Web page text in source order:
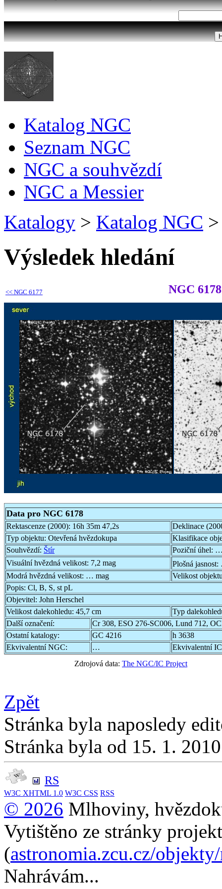
Katalog NGC
Seznam NGC
NGC a souhvězdí
NGC a Messier
Katalogy > Katalog NGC >
Výsledek hledání
<< NGC 6177 NGC 6178
Data pro NGC 6178
Rektascenze (2000): 16h 35m 47,2s
Deklinace
Typ objektu: Otevřená hvězdokupa
Klasifikace
Souhvězdí: Štír Poziční úhel: …
Visuální hvězdná velikost: 7,2 mag Plošná jasnost:
Modrá hvězdná velikost: … mag
Velikost
Popis: Cl, B, S, st pL
Objevitel: John Herschel
Velikost dalekohledu: 45,7 cm
Typ
Další označení:
Cr 308, ESO 276-SC006, Lund 712,
Ostatní katalogy:
GC 4216
h 3638
Ekvivalentní NGC:
…
Ekvivalentní
Zdrojová data: The NGC/IC Project
Zpět
Stránka byla naposledy
Stránka byla od 15. 1.
RS
W3C XHTML 1.0 W3C CSS RSS
© 2026 Mlhoviny,
Vytištěno ze stránky
(astronomia.zcu.cz/
Nahrávám...